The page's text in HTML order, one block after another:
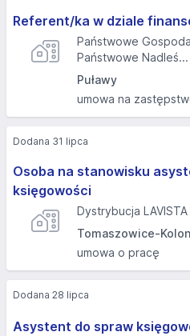
Referent/ka w dziale
Państwowe
Państwowe Nadleś...
Puławy
umowa na
Osoba na stanowisku
księgowości
Dystrybucja
Tomaszowice-
umowa o pracę
Dodana 31 lipca
Asystent do spraw
Dodana 28 lipca